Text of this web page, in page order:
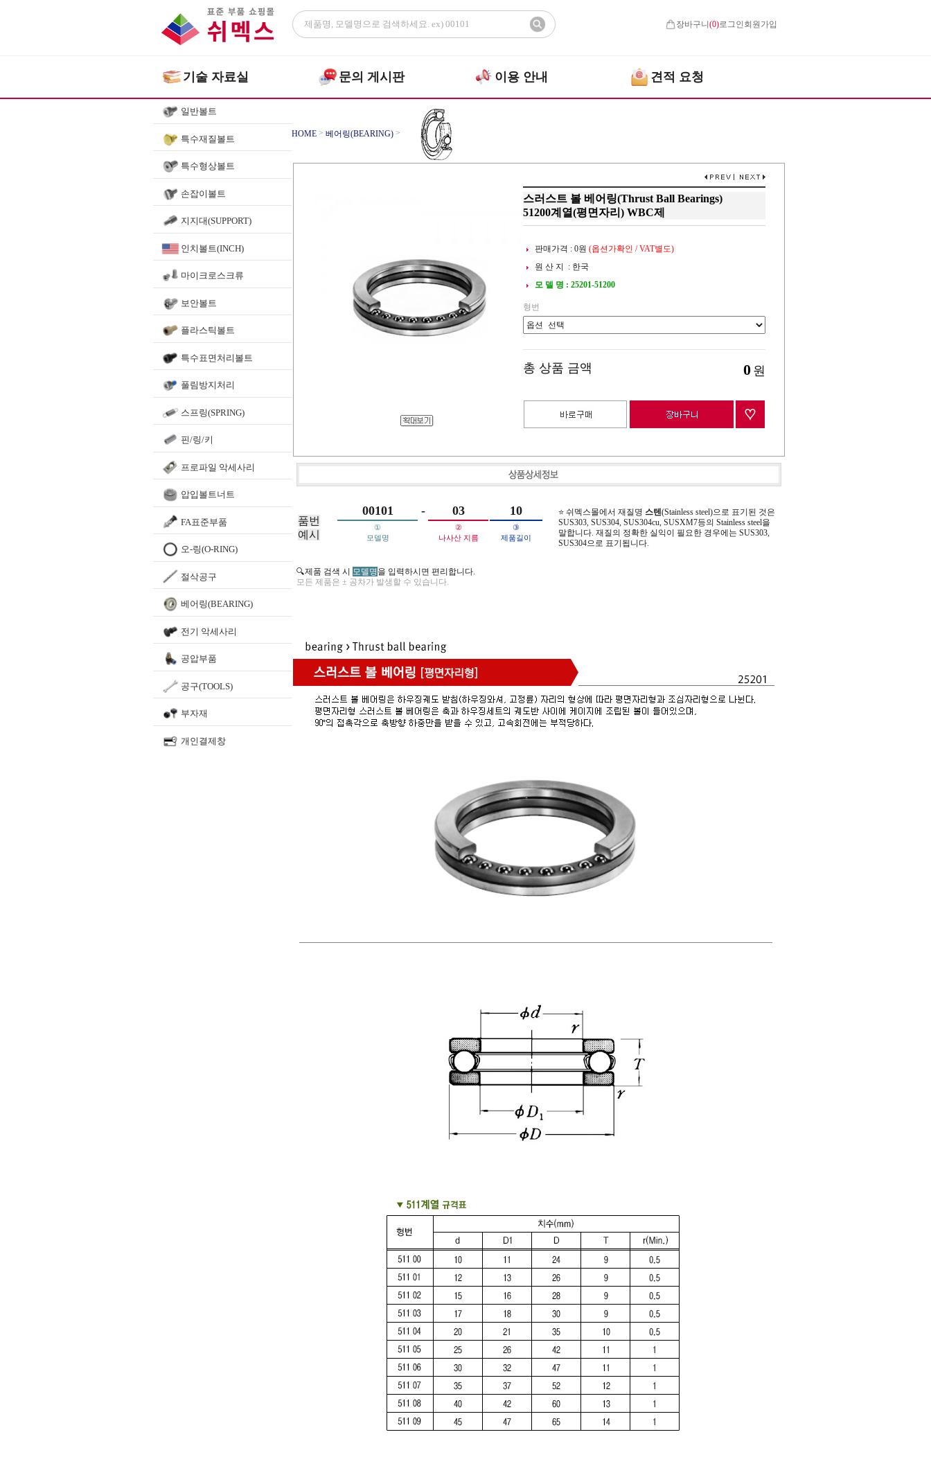
장바구니(0)로그인 회원가입
기술 자료실 문의 게시판 이용 안내 견적 요청
일반볼트
특수재질볼트
특수형상볼트
손잡이볼트
지지대(SUPPORT)
인치볼트(INCH)
마이크로스크류
보안볼트
플라스틱볼트
특수표면처리볼트
풀림방지처리
스프링(SPRING)
핀/링/키
프로파일 악세사리
압입볼트너트
FA표준부품
오-링(O-RING)
절삭공구
베어링(BEARING)
전기 악세사리
공압부품
공구(TOOLS)
부자재
개인결제창
HOME > 베어링(BEARING) >
스러스트 볼 베어링(Thrust Ball Bearings)
51200계열(평면자리) WBC제
판매가격 : 0원 (옵션가확인 / VAT별도)
원 산 지 : 한국
모 델 명 : 25201-51200
형번
총 상품 금액 0 원
품번
예시
00101 - 03 10
①
모델명
②
나사산 지름
③
제품길이
⭐ 쉬멕스몰에서 재질명 스텐(Stainless steel)으로 표기된 것은
SUS303, SUS304, SUS304cu, SUSXM7등의 Stainless steel을
말합니다. 재질의 정확한 실익이 필요한 경우에는 SUS303,
SUS304으로 표기됩니다.
🔍제품 검색 시 모델명을 입력하시면 편리합니다.
모든 제품은 ± 공차가 발생할 수 있습니다.